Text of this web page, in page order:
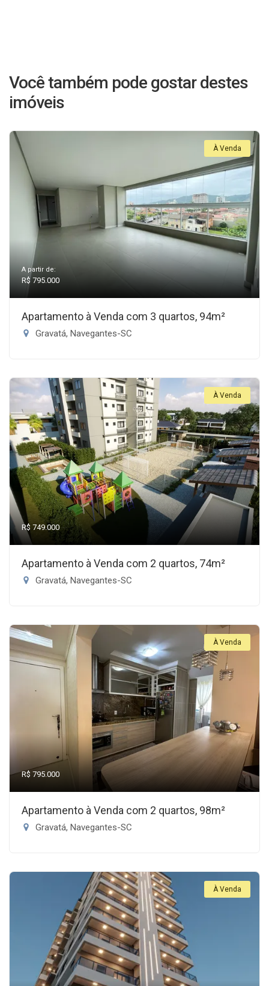
Você também pode gostar destes
imóveis
À Venda
A partir de:
R$ 795.000
Apartamento à Venda com 3 quartos, 94m²
Gravatá, Navegantes-SC
À Venda
R$ 749.000
Apartamento à Venda com 2 quartos, 74m²
Gravatá, Navegantes-SC
À Venda
R$ 795.000
Apartamento à Venda com 2 quartos, 98m²
Gravatá, Navegantes-SC
À Venda